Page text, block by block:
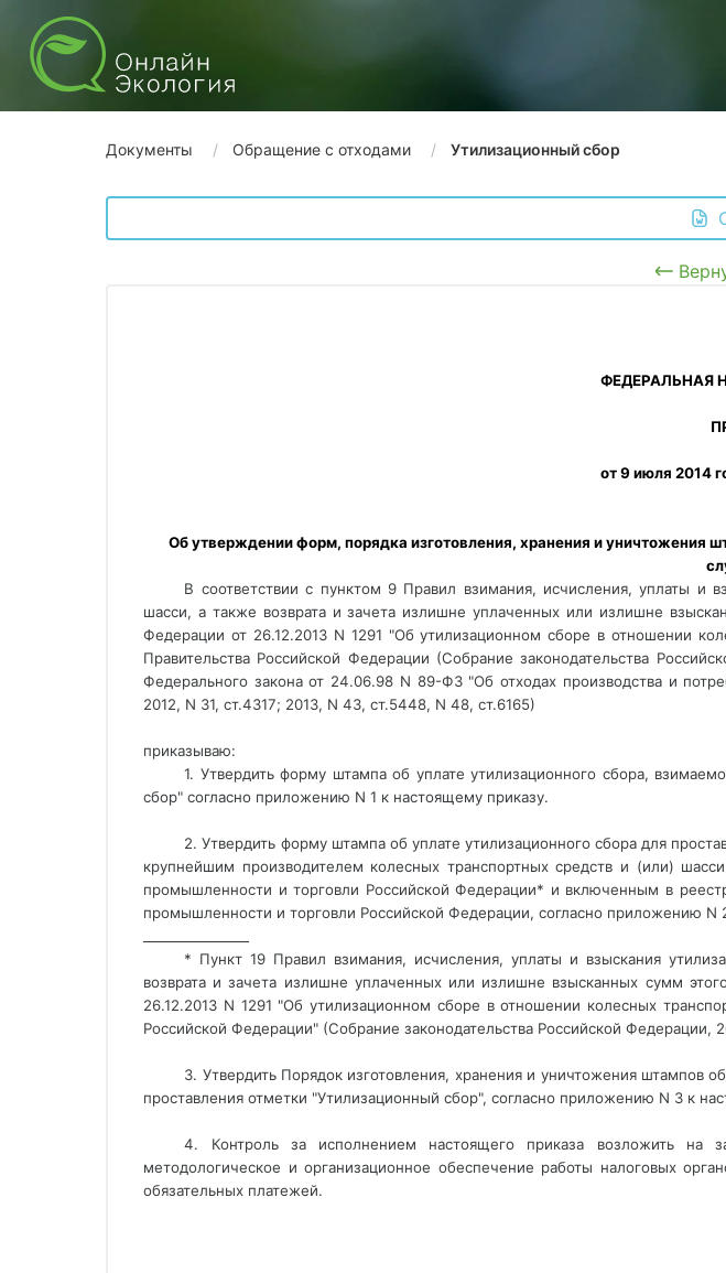
Документы Обращение с отходами Утилизационный сбор
ФЕДЕРАЛЬНАЯ
от 9 июля 2014
В соответствии с пунктом 9 Правил взимания, исчисления, уплаты и
шасси, а также возврата и зачета излишне уплаченных или излишне
Федерации от 26.12.2013 N 1291 "Об утилизационном сборе в отношении
Правительства Российской Федерации (Собрание законодательства
Федерального закона от 24.06.98 N 89-ФЗ "Об отходах производства и
2012, N 31, ст.4317; 2013, N 43, ст.5448, N 48, ст.6165)
приказываю:
1. Утвердить форму штампа об уплате утилизационного сбора,
сбор" согласно приложению N 1 к настоящему приказу.
2. Утвердить форму штампа об уплате утилизационного сбора для
крупнейшим производителем колесных транспортных средств и (или)
промышленности и торговли Российской Федерации* и включенным в
промышленности и торговли Российской Федерации, согласно приложению N
* Пункт 19 Правил взимания, исчисления, уплаты и взыскания
возврата и зачета излишне уплаченных или излишне взысканных сумм
26.12.2013 N 1291 "Об утилизационном сборе в отношении колесных
Российской Федерации" (Собрание законодательства Российской Федерации,
3. Утвердить Порядок изготовления, хранения и уничтожения штампов
проставления отметки "Утилизационный сбор", согласно приложению N 3 к
4. Контроль за исполнением настоящего приказа возложить на
методологическое и организационное обеспечение работы налоговых
обязательных платежей.